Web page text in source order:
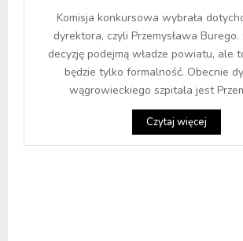
Komisja konkursowa wybrała
dyrektora, czyli Przemysława
decyzję podejmą władze powiatu, ale
będzie tylko formalność. Obecnie
wągrowieckiego szpitala jest
Czytaj więcej